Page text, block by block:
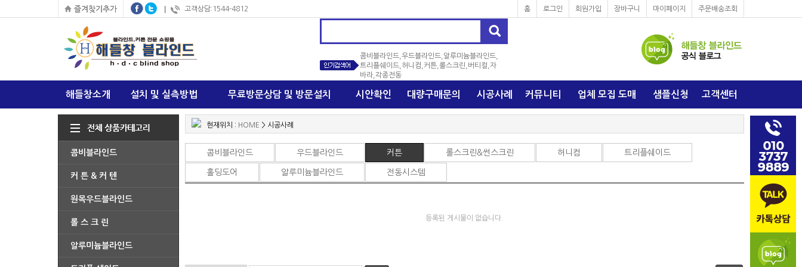
고객상담:1544-4812 홈 로그인 회원가입 장바구니 마이페이지 주문배송조회
바라,각종전동
해들창소개 설치 및 실측방법 무료방문상담 및 방문설치 시안확인 대량구매문의 시공사례 커뮤니티 업체 모집 도매 샘플신청 고객센터
콤비블라인드
커 튼 & 커 텐
원목우드블라인드
롤 스 크 린
알루미늄블라인드
현재위치 : HOME > 시공사례
콤비블라인드 우드블라인드 커튼 롤스크린&썬스크린 허니컴 트리플쉐이드
홀딩도어 알루미늄블라인드 전동시스템
등록된 게시물이 없습니다.